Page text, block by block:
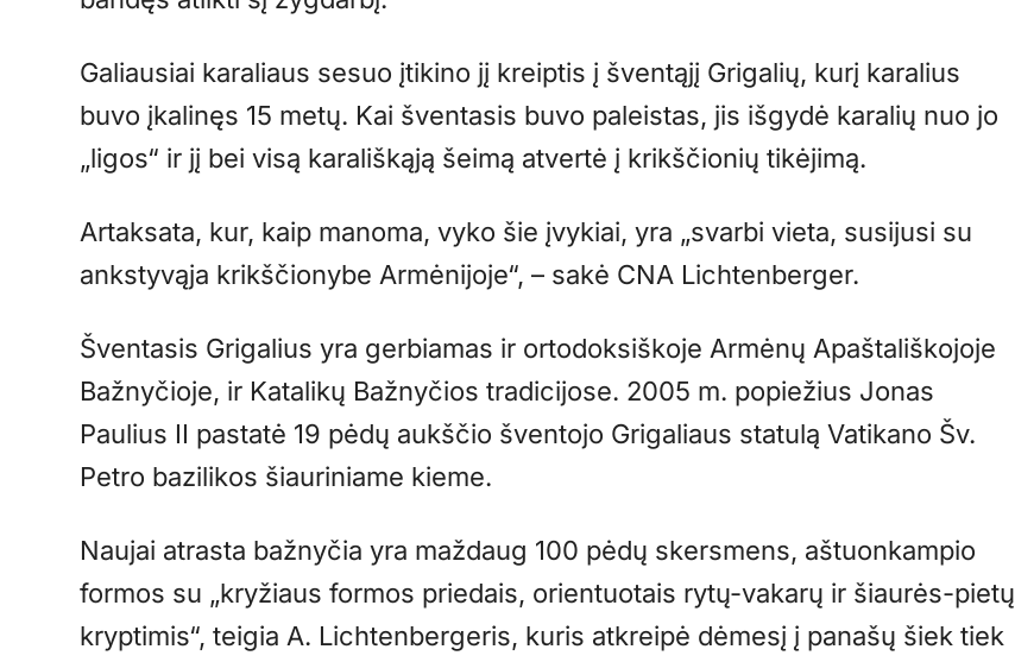
Galiausiai karaliaus sesuo įtikino jį kreiptis į šventąjį Grigalių, kurį karalius
buvo įkalinęs 15 metų. Kai šventasis buvo paleistas, jis išgydė karalių nuo jo
„ligos“ ir jį bei visą karališkąją šeimą atvertė į krikščionių tikėjimą.
Artaksata, kur, kaip manoma, vyko šie įvykiai, yra „svarbi vieta, susijusi su
ankstyvąja krikščionybe Armėnijoje“, – sakė CNA Lichtenberger.
Šventasis Grigalius yra gerbiamas ir ortodoksiškoje Armėnų Apaštališkojoje
Bažnyčioje, ir Katalikų Bažnyčios tradicijose. 2005 m. popiežius Jonas
Paulius II pastatė 19 pėdų aukščio šventojo Grigaliaus statulą Vatikano Šv.
Petro bazilikos šiauriniame kieme.
Naujai atrasta bažnyčia yra maždaug 100 pėdų skersmens, aštuonkampio
formos su „kryžiaus formos priedais, orientuotais rytų-vakarų ir šiaurės-pietų
kryptimis“, teigia A. Lichtenbergeris, kuris atkreipė dėmesį į panašų šiek tiek